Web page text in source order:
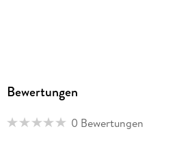
Bewertungen
0 Bewertungen